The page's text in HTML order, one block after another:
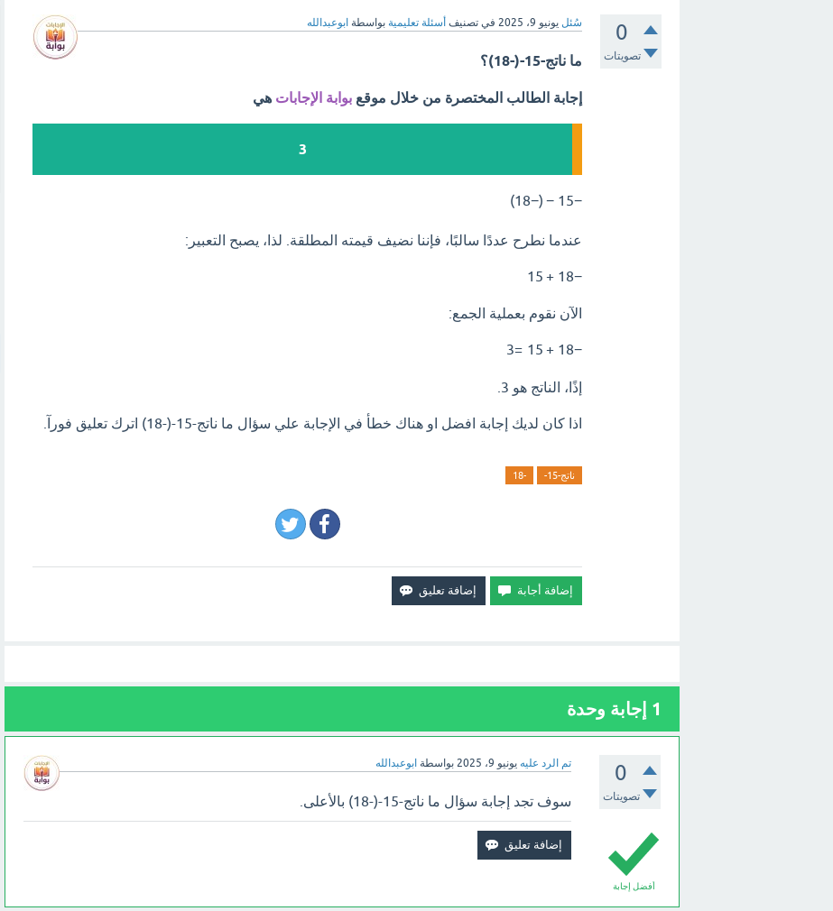
0
تصويتات
سُئل يونيو 9، 2025 في تصنيف أسئلة تعليمية بواسطة ابوعبدالله
ما ناتج-15-(-18)؟
إجابة الطالب المختصرة من خلال موقع بوابة الإجابات هي
3
−
15
−
(
−
18
)
عندما نطرح عددًا سالبًا، فإننا نضيف قيمته المطلقة. لذا، يصبح التعبير:
−
15 + 18
الآن نقوم بعملية الجمع:
−
15 + 18
=
3
إذًا، الناتج هو 3.
اذا كان لديك إجابة افضل او هناك خطأ في الإجابة علي سؤال ما ناتج-15-(-18) اترك تعليق فورآ.
ناتج-15- -18
1 إجابة وحدة
0
تصويتات
تم الرد عليه يونيو 9، 2025 بواسطة ابوعبدالله
أفضل إجابة
سوف تجد إجابة سؤال ما ناتج-15-(-18) بالأعلى.